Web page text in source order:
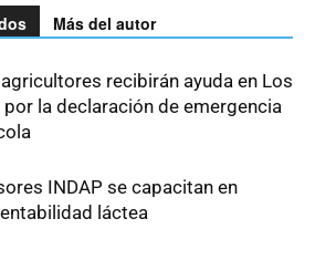
Más del autor
recibirán ayuda en Los
por la declaración de emergencia
INDAP se capacitan en
láctea